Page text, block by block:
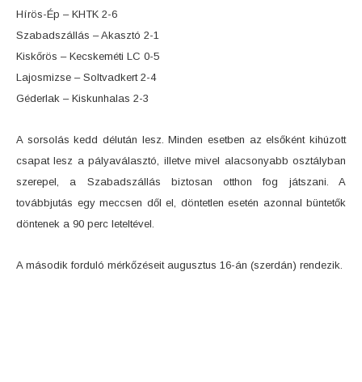
Hírös-Ép – KHTK 2-6
Szabadszállás – Akasztó 2-1
Kiskőrös – Kecskeméti LC 0-5
Lajosmizse – Soltvadkert 2-4
Géderlak – Kiskunhalas 2-3
A sorsolás kedd délután lesz. Minden esetben az elsőként kihúzott
csapat lesz a pályaválasztó, illetve mivel alacsonyabb osztályban
szerepel, a Szabadszállás biztosan otthon fog játszani. A
továbbjutás egy meccsen dől el, döntetlen esetén azonnal büntetők
döntenek a 90 perc leteltével.
A második forduló mérkőzéseit augusztus 16-án (szerdán) rendezik.